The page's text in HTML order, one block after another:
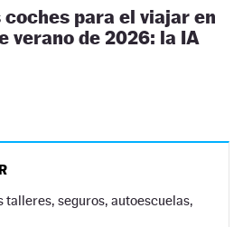
para el viajar en
verano de 2026: la IA
talleres, seguros, autoescuelas,